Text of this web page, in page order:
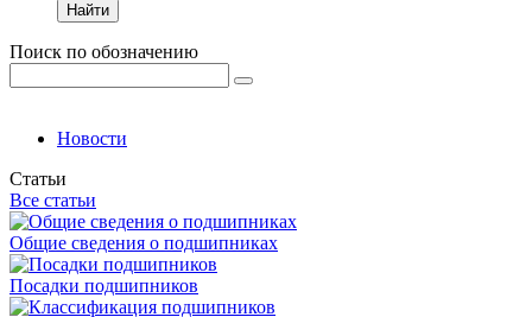
Найти
Поиск по обозначению
Новости
Статьи
Все статьи
Общие сведения о подшипниках
Посадки подшипников